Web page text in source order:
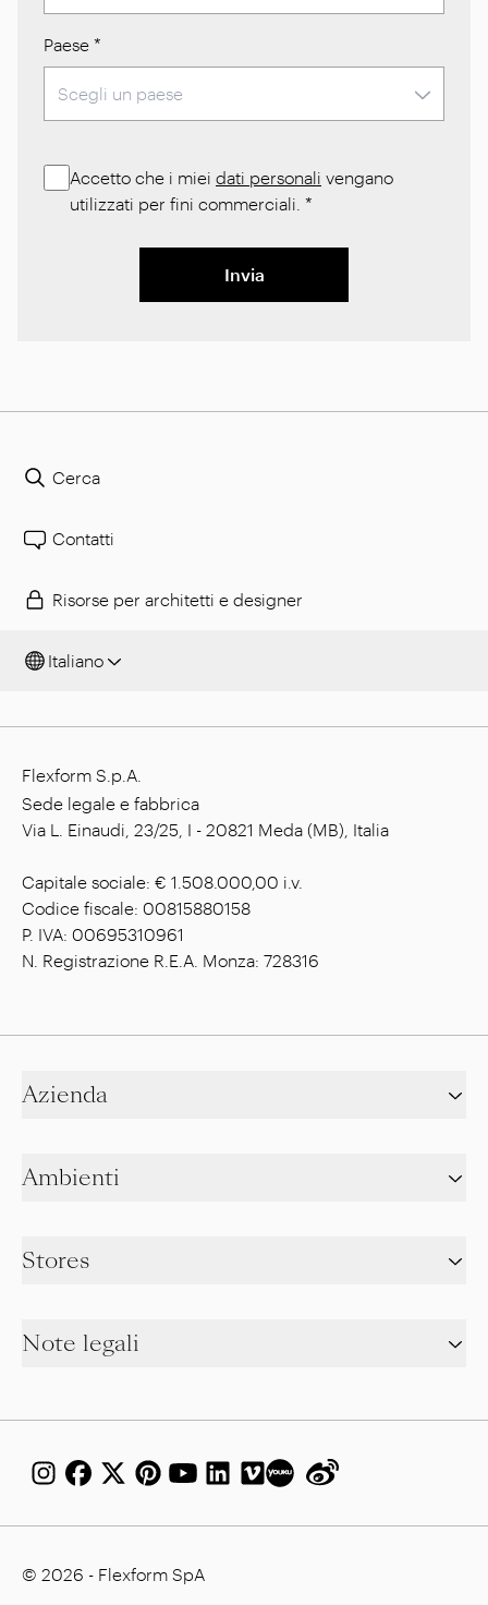
Paese *
Accetto che i miei dati personali vengano
utilizzati per fini commerciali. *
Invia
Cerca
Contatti
Risorse per architetti e designer
Italiano
Flexform S.p.A.
Sede legale e fabbrica
Via L. Einaudi, 23/25, I - 20821 Meda (MB), Italia
Capitale sociale: € 1.508.000,00 i.v.
Codice fiscale: 00815880158
P. IVA: 00695310961
N. Registrazione R.E.A. Monza: 728316
Azienda
Ambienti
Stores
Note legali
© 2026 - Flexform SpA